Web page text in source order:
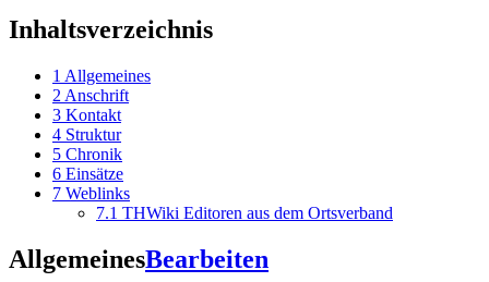
Inhaltsverzeichnis
1 Allgemeines
2 Anschrift
3 Kontakt
4 Struktur
5 Chronik
6 Einsätze
7 Weblinks
7.1 THWiki Editoren aus dem Ortsverband
AllgemeinesBearbeiten